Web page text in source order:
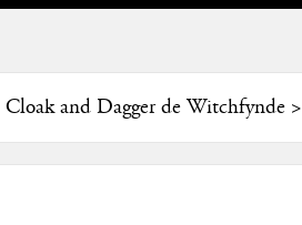
Cloak and Dagger de Witchfynde>